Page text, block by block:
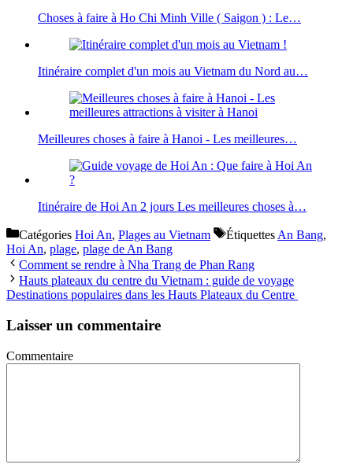
Choses à faire à Ho Chi Minh Ville ( Saigon ) : Le…
Itinéraire complet d'un mois au Vietnam du Nord au…
Meilleures choses à faire à Hanoi - Les meilleures…
Itinéraire de Hoi An 2 jours Les meilleures choses à…
Catégories Hoi An, Plages au Vietnam Étiquettes An Bang,
Hoi An, plage, plage de An Bang
Comment se rendre à Nha Trang de Phan Rang
Hauts plateaux du centre du Vietnam : guide de voyage
Destinations populaires dans les Hauts Plateaux du Centre
Laisser un commentaire
Commentaire